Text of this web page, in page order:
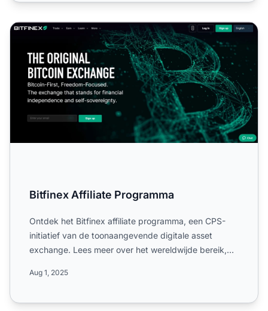
Bitfinex Affiliate Programma
Bitfinex Affiliate Programma
Ontdek het Bitfinex affiliate programma, een CPS-
initiatief van de toonaangevende digitale asset
exchange. Lees meer over het wereldwijde bereik,
Aug 1, 2025